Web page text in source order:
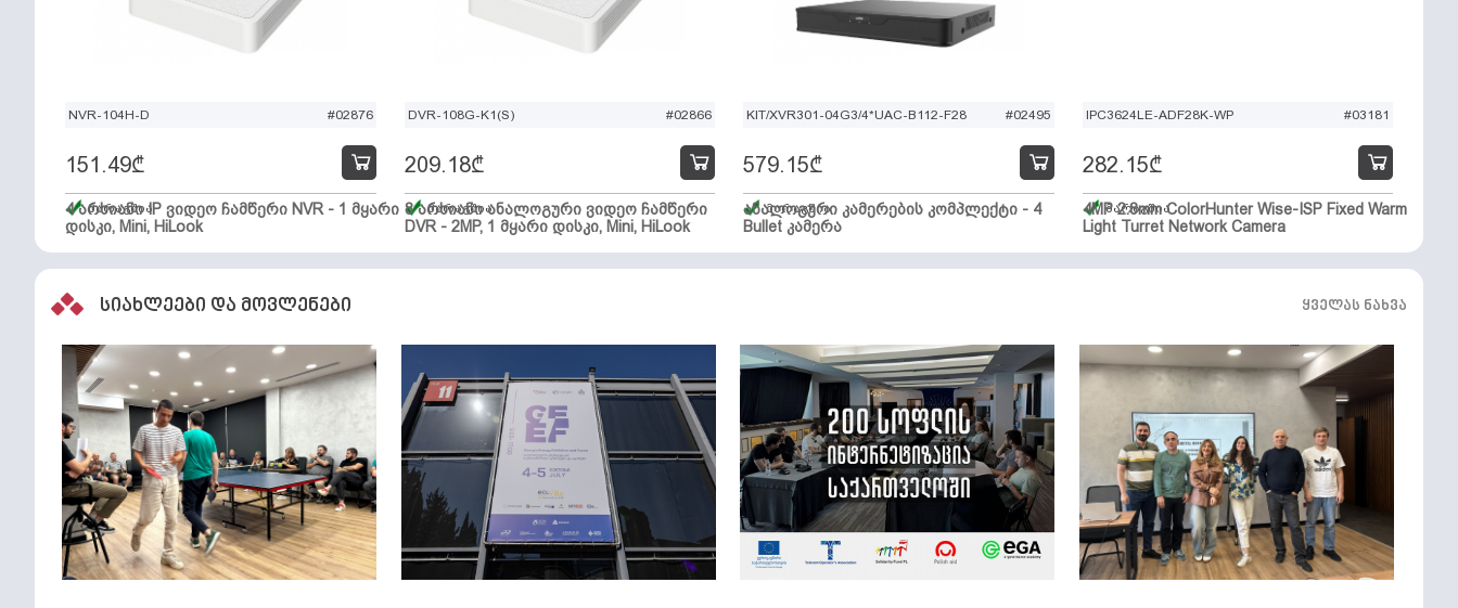
NVR-104H-D #02876
4 არხიანი IP ვიდეო ჩამწერი NVR - 1 მყარი
დისკი, Mini, HiLook
151.49₾
მარაგშია
DVR-108G-K1(S) #02866
8 არხიანი ანალოგური ვიდეო ჩამწერი
DVR - 2MP, 1 მყარი დისკი, Mini, HiLook
209.18₾
მარაგშია
KIT/XVR301-04G3/4*UAC-B112-F28 #02495
ანალოგური კამერების კომპლექტი - 4
Bullet კამერა
579.15₾
მარაგშია
IPC3624LE-ADF28K-WP #03181
4MP 2.8mm ColorHunter Wise-ISP Fixed Warm
Light Turret Network Camera
282.15₾
მარაგშია
სიახლეები და მოვლენები ყველას ნახვა